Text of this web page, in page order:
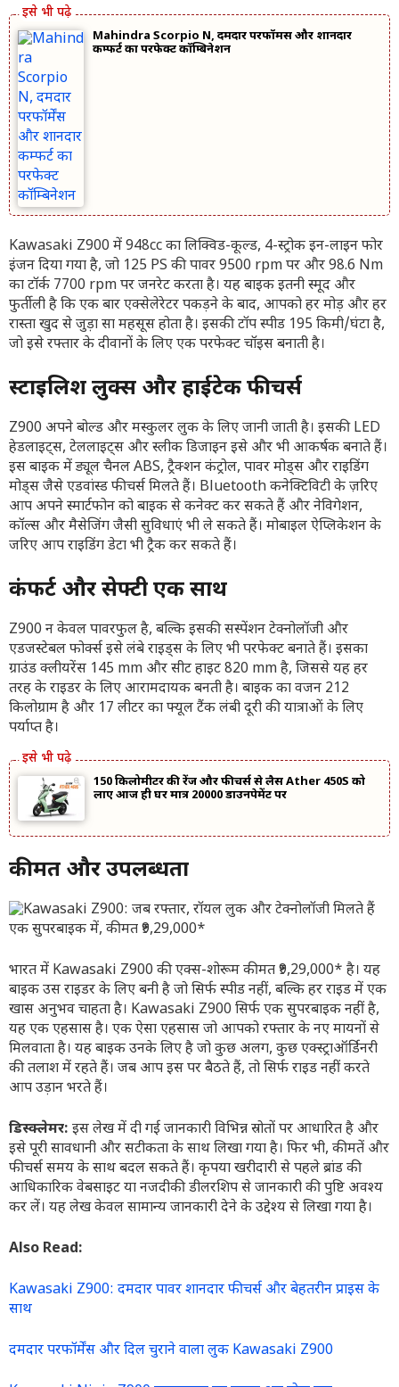
Mahindra Scorpio N, दमदार परफॉर्मेंस और शानदार
कम्फर्ट का परफेक्ट कॉम्बिनेशन
Kawasaki Z900 में 948cc का लिक्विड-कूल्ड, 4-स्ट्रोक इन-लाइन फोर
इंजन दिया गया है, जो 125 PS की पावर 9500 rpm पर और 98.6 Nm
का टॉर्क 7700 rpm पर जनरेट करता है। यह बाइक इतनी स्मूद और
फुर्तीली है कि एक बार एक्सेलेरेटर पकड़ने के बाद, आपको हर मोड़ और हर
रास्ता खुद से जुड़ा सा महसूस होता है। इसकी टॉप स्पीड 195 किमी/घंटा है,
जो इसे रफ्तार के दीवानों के लिए एक परफेक्ट चॉइस बनाती है।
स्टाइलिश लुक्स और हाईटेक फीचर्स
Z900 अपने बोल्ड और मस्कुलर लुक के लिए जानी जाती है। इसकी LED
हेडलाइट्स, टेललाइट्स और स्लीक डिजाइन इसे और भी आकर्षक बनाते हैं।
इस बाइक में ड्यूल चैनल ABS, ट्रैक्शन कंट्रोल, पावर मोड्स और राइडिंग
मोड्स जैसे एडवांस्ड फीचर्स मिलते हैं। Bluetooth कनेक्टिविटी के ज़रिए
आप अपने स्मार्टफोन को बाइक से कनेक्ट कर सकते हैं और नेविगेशन,
कॉल्स और मैसेजिंग जैसी सुविधाएं भी ले सकते हैं। मोबाइल ऐप्लिकेशन के
जरिए आप राइडिंग डेटा भी ट्रैक कर सकते हैं।
कंफर्ट और सेफ्टी एक साथ
Z900 न केवल पावरफुल है, बल्कि इसकी सस्पेंशन टेक्नोलॉजी और
एडजस्टेबल फोर्क्स इसे लंबे राइड्स के लिए भी परफेक्ट बनाते हैं। इसका
ग्राउंड क्लीयरेंस 145 mm और सीट हाइट 820 mm है, जिससे यह हर
तरह के राइडर के लिए आरामदायक बनती है। बाइक का वजन 212
किलोग्राम है और 17 लीटर का फ्यूल टैंक लंबी दूरी की यात्राओं के लिए
पर्याप्त है।
150 किलोमीटर की रेंज और फीचर्स से लैस Ather 450S को
लाए आज ही घर मात्र 20000 डाउनपेमेंट पर
कीमत और उपलब्धता
भारत में Kawasaki Z900 की एक्स-शोरूम कीमत ₹9,29,000* है। यह
बाइक उस राइडर के लिए बनी है जो सिर्फ स्पीड नहीं, बल्कि हर राइड में एक
खास अनुभव चाहता है। Kawasaki Z900 सिर्फ एक सुपरबाइक नहीं है,
यह एक एहसास है। एक ऐसा एहसास जो आपको रफ्तार के नए मायनों से
मिलवाता है। यह बाइक उनके लिए है जो कुछ अलग, कुछ एक्स्ट्राऑर्डिनरी
की तलाश में रहते हैं। जब आप इस पर बैठते हैं, तो सिर्फ राइड नहीं करते
आप उड़ान भरते हैं।
डिस्क्लेमर: इस लेख में दी गई जानकारी विभिन्न स्रोतों पर आधारित है और
इसे पूरी सावधानी और सटीकता के साथ लिखा गया है। फिर भी, कीमतें और
फीचर्स समय के साथ बदल सकते हैं। कृपया खरीदारी से पहले ब्रांड की
आधिकारिक वेबसाइट या नजदीकी डीलरशिप से जानकारी की पुष्टि अवश्य
कर लें। यह लेख केवल सामान्य जानकारी देने के उद्देश्य से लिखा गया है।
Also Read:
Kawasaki Z900: दमदार पावर शानदार फीचर्स और बेहतरीन प्राइस के
साथ
दमदार परफॉर्मेंस और दिल चुराने वाला लुक Kawasaki Z900